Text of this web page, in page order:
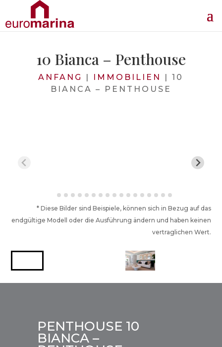
10 Bianca – Penthouse
ANFANG | IMMOBILIEN |10
BIANCA – PENTHOUSE
* Diese Bilder sind Beispiele, können sich in Bezug auf das
endgültige Modell oder die Ausführung ändern und haben keinen
vertraglichen Wert.
PENTHOUSE 10
BIANCA –